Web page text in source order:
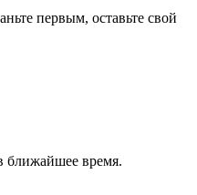
первым, оставьте свой
ближайшее время.